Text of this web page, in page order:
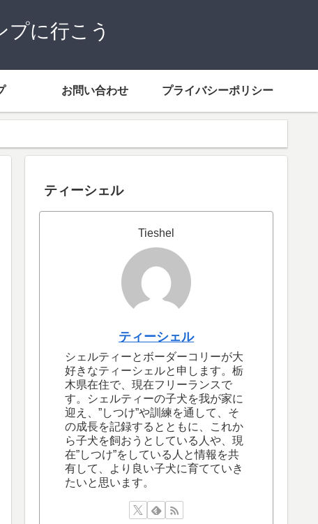
に行こう
お問い合わせ プライバシーポリシー
ティーシェル
Tieshel
ティーシェル
シェルティーとボーダーコリーが大
好きなティーシェルと申します。栃
木県在住で、現在フリーランスで
す。シェルティーの子犬を我が家に
迎え、”しつけ”や訓練を通して、そ
の成長を記録するとともに、これか
ら子犬を飼おうとしている人や、現
在”しつけ”をしている人と情報を共
有して、より良い子犬に育てていき
たいと思います。